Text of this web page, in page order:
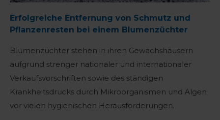
Erfolgreiche Entfernung von Schmutz und
Pflanzenresten bei einem Blumenzüchter
Blumenzüchter stehen in ihren Gewächshäusern
aufgrund strenger nationaler und internationaler
Verkaufsvorschriften sowie des ständigen
Krankheitsdrucks durch Mikroorganismen und Algen
vor vielen hygienischen Herausforderungen.